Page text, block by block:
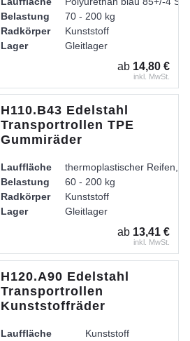
Belastung
70 - 200 kg
Radkörper
Kunststoff
Lager
Gleitlager
ab 14,80 €
inkl. MwSt.
H110.B43 Edelstahl
Transportrollen TPE
Gummiräder
Lauffläche
thermoplastischer Reifen,
Belastung
60 - 200 kg
Radkörper
Kunststoff
Lager
Gleitlager
Gabel aus Edelstahl,
ab 13,41 €
inkl. MwSt.
H120.A90 Edelstahl
Transportrollen
Kunststoffräder
Lauffläche
Kunststoff